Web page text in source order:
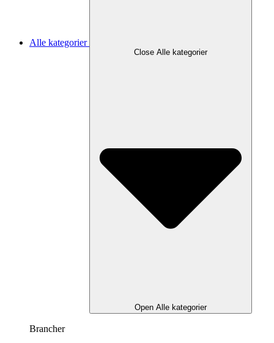
Alle kategorier
Close Alle kategorier
Open Alle kategorier
Brancher